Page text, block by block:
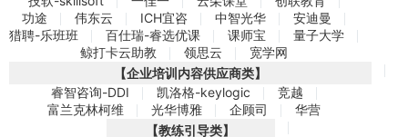
功途
伟东云 ICH宜咨 中智光华
安迪曼
猎聘-乐班班
百仕瑞-睿选优课 课师宝
量子大学
鲸打卡云助教
领思云
宽学网
【企业培训内容供应商类】
睿智咨询-DDI
凯洛格-keylogic
竞越
富兰克林柯维
光华博雅 企顾司
华营
【教练引导类】